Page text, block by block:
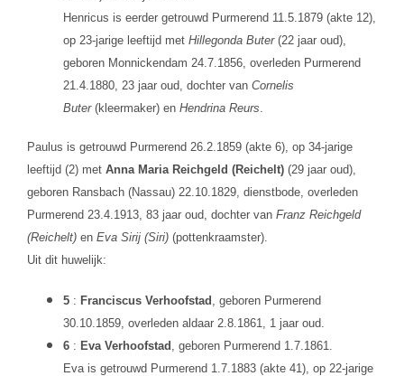
Henricus is eerder getrouwd Purmerend 11.5.1879 (akte 12),
op 23-jarige leeftijd met Hillegonda Buter(22 jaar oud),
geboren Monnickendam 24.7.1856, overleden Purmerend
21.4.1880, 23 jaar oud, dochter van Cornelis
Buter(kleermaker) en Hendrina Reurs
Paulus is getrouwd Purmerend 26.2.1859 (akte 6), op 34-jarige
leeftijd (2) met Anna Maria Reichgeld (Reichelt)(29 jaar oud),
geboren Ransbach (Nassau) 22.10.1829, dienstbode, overleden
Purmerend 23.4.1913, 83 jaar oud, dochter van Franz Reichgeld
(Reichelt)en Eva Sirij (Siri)(pottenkraamster).
Uit dit huwelijk:
5 : Franciscus Verhoofstad
, geboren Purmerend
30.10.1859, overleden aldaar 2.8.1861, 1 jaar oud.
6 : Eva Verhoofstad
, geboren Purmerend 1.7.1861.
Eva is getrouwd Purmerend 1.7.1883 (akte 41), op 22-jarige